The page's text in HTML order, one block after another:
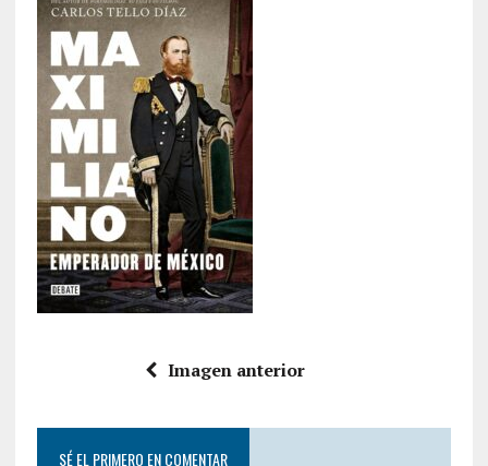
Imagen anterior
SÉ EL PRIMERO EN COMENTAR